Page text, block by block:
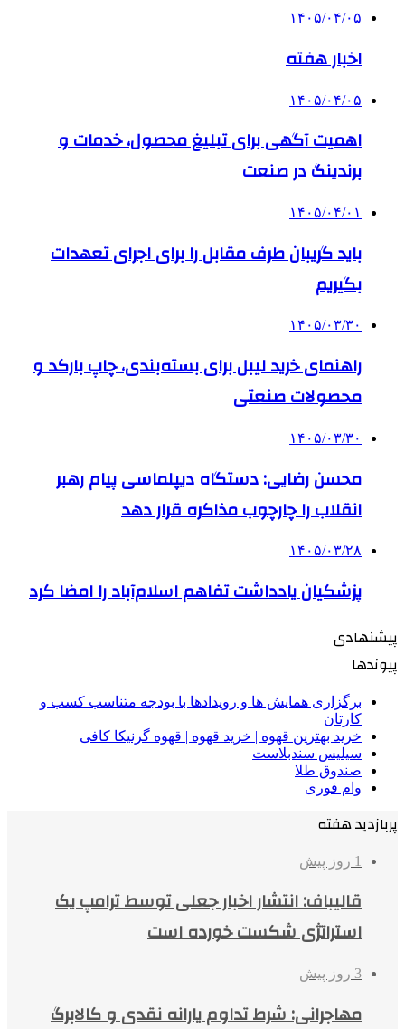
۱۴۰۵/۰۴/۰۵
اخبار هفته
۱۴۰۵/۰۴/۰۵
اهمیت آگهی برای تبلیغ محصول، خدمات و
برندینگ در صنعت
۱۴۰۵/۰۴/۰۱
باید گریبان طرف مقابل را برای اجرای تعهدات
بگیریم
۱۴۰۵/۰۳/۳۰
راهنمای خرید لیبل برای بسته‌بندی، چاپ بارکد و
محصولات صنعتی
۱۴۰۵/۰۳/۳۰
محسن رضایی: دستگاه دیپلماسی پیام رهبر
انقلاب را چارچوب مذاکره قرار دهد
۱۴۰۵/۰۳/۲۸
پزشکیان یادداشت تفاهم اسلام‌آباد را امضا کرد
پیشنهادی
پیوندها
برگزاری همایش ها و رویدادها با بودجه متناسب کسب و
کارتان
خرید بهترین قهوه | خرید قهوه | قهوه گرنیکا کافی
سیلیس سندبلاست
صندوق طلا
وام فوری
پربازدید هفته
1 روز پیش
قالیباف: انتشار اخبار جعلی توسط ترامپ یک
استراتژی شکست خورده است
3 روز پیش
مهاجرانی: شرط تداوم یارانه نقدی و کالابرگ